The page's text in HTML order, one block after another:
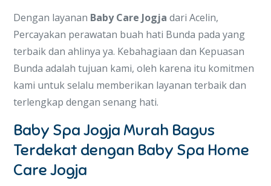
Dengan layanan Baby Care Jogja dari Acelin,
Percayakan perawatan buah hati Bunda pada yang
terbaik dan ahlinya ya. Kebahagiaan dan Kepuasan
Bunda adalah tujuan kami, oleh karena itu komitmen
kami untuk selalu memberikan layanan terbaik dan
terlengkap dengan senang hati.
Baby Spa Jogja Murah Bagus
Terdekat dengan Baby Spa Home
Care Jogja